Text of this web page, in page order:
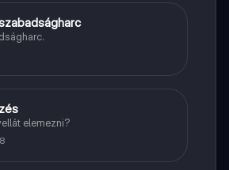
elemezni?